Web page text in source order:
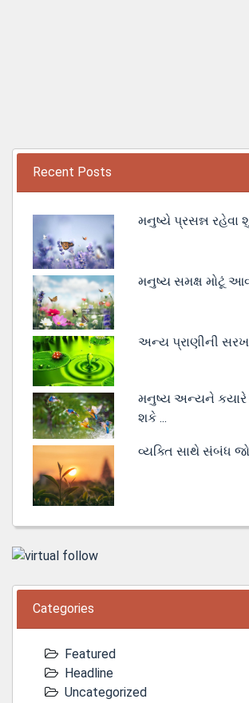
Recent Posts
મનુષ્યે પ્રસન્ન રહેવા
મનુષ્ય સમક્ષ મોટૂં
અન્ય પ્રાણીની
મનુષ્ય અન્યને કયારે
શકે ...
વ્યક્તિ સાથે સંબંધ
Categories
Featured
Headline
Uncategorized